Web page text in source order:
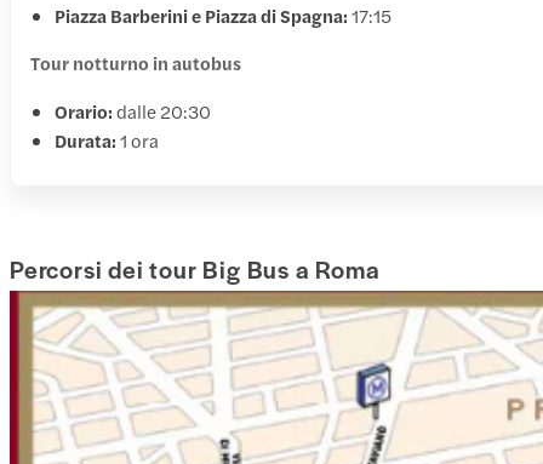
Piazza Barberini e Piazza di Spagna:17:15
Tour notturno in autobus
Orario:dalle 20:30
Durata:1 ora
Percorsi dei tour Big Bus a Roma